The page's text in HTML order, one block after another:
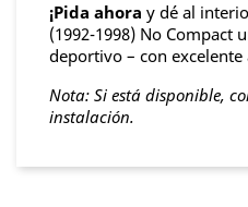
¡Pida ahora y dé al
(1992-1998) No Compact
deportivo – con excelente
Nota: Si está disponible,
instalación.